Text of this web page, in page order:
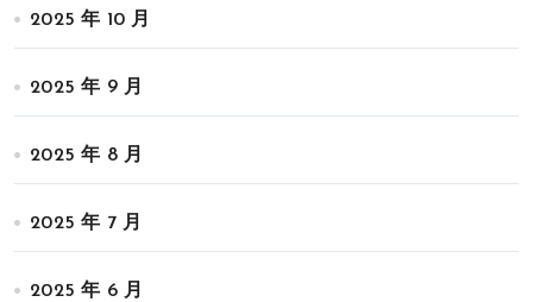
2025 年 10 月
2025 年 9 月
2025 年 8 月
2025 年 7 月
2025 年 6 月